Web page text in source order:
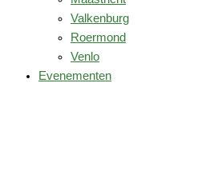
Valkenburg
Roermond
Venlo
Evenementen